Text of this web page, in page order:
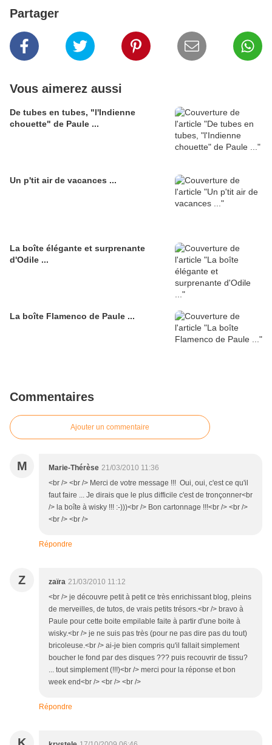
Partager
Vous aimerez aussi
De tubes en tubes, "l'Indienne
chouette" de Paule ...
Un p'tit air de vacances ...
La boîte élégante et surprenante
d'Odile ...
La boîte Flamenco de Paule ...
Commentaires
Ajouter un commentaire
M Marie-Thérèse 21/03/2010 11:36
<br /> <br /> Merci de votre message !!! Oui, oui, c'est ce qu'il
faut faire ... Je dirais que le plus difficile c'est de tronçonner<br
/> la boîte à wisky !!! :-)))<br /> Bon cartonnage !!!<br /> <br />
<br /> <br />
Répondre
Z zaïra 21/03/2010 11:12
<br /> je découvre petit à petit ce très enrichissant blog, pleins
de merveilles, de tutos, de vrais petits trésors.<br /> bravo à
Paule pour cette boite empilable faite à partir d'une boite à
wisky.<br /> je ne suis pas très (pour ne pas dire pas du tout)
bricoleuse.<br /> ai-je bien compris qu'il fallait simplement
boucher le fond par des disques ??? puis recouvrir de tissu?
... tout simplement (!!!)<br /> merci pour la réponse et bon
week end<br /> <br /> <br />
Répondre